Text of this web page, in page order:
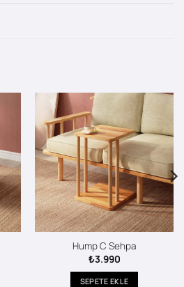
Hump C Sehpa
₺3.990
SEPETE EKLE